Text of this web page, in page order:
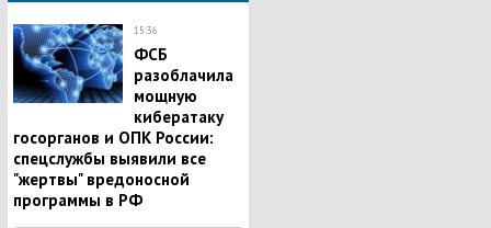
15:36
​ФСБ
разоблачила
мощную
кибератаку
госорганов и ОПК России:
спецслужбы выявили все
"жертвы" вредоносной
программы в РФ